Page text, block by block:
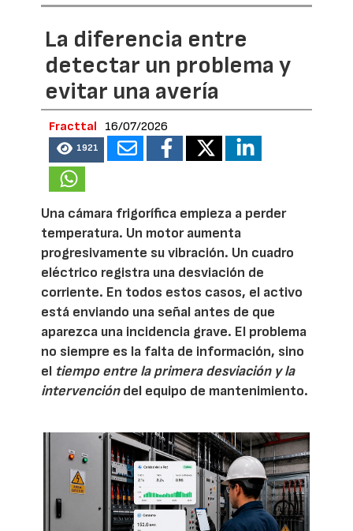
La diferencia entre
detectar un problema y
evitar una avería
Fracttal 16/07/2026
1921
Una cámara frigorífica empieza a perder
temperatura. Un motor aumenta
progresivamente su vibración. Un cuadro
eléctrico registra una desviación de
corriente. En todos estos casos, el activo
está enviando una señal antes de que
aparezca una incidencia grave. El problema
no siempre es la falta de información, sino
el tiempo entre la primera desviación y la
intervencióndel equipo de mantenimiento.